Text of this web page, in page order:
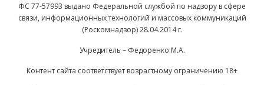
ФС 77-57993 выдано Федеральной службой по надзору в сфере
связи, информационных технологий и массовых коммуникаций
(Роскомнадзор) 28.04.2014 г.
Учредитель – Федоренко М.А.
Контент сайта соответствует возрастному ограничению 18+